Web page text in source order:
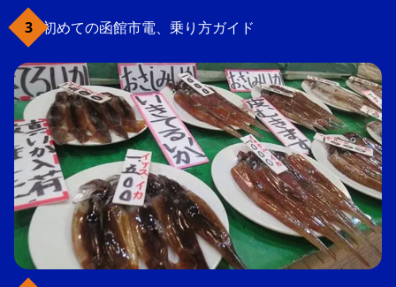
初めての函館市電、乗り方ガイド